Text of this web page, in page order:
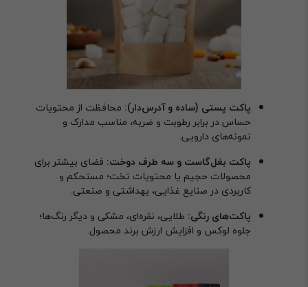
پاکت پستی (ساده و آدرس‌دار): محافظت از محتویات
حساس در برابر رطوبت و ضربه، مناسب مدارک و
نمونه‌های دارویی.
پاکت بغل‌گاست و سه طرف دوخت: فضای بیشتر برای
محصولات حجیم یا محتویات تخت؛ مستحکم و
کاربردی در صنایع غذایی، بهداشتی و صنعتی.
پاکت‌های رنگی: طلایی، نقره‌ای، مشکی و دیگر رنگ‌ها؛
جلوه لوکس و افزایش ارزش برند محصول.